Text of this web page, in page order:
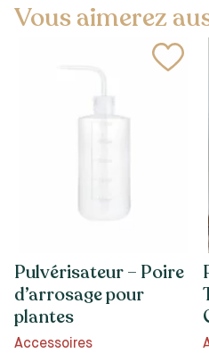
Vous aimerez
Pulvérisateur – Poire
d’arrosage pour
plantes
Accessoires